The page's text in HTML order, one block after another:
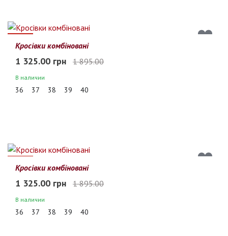
30%
Кросівки комбіновані
1 325.00 грн 1 895.00
В наличии
36 37 38 39 40
30%
Кросівки комбіновані
1 325.00 грн 1 895.00
В наличии
36 37 38 39 40